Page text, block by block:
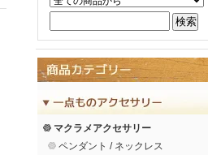
マクラメアクセサリー
ペンダント / ネックレス